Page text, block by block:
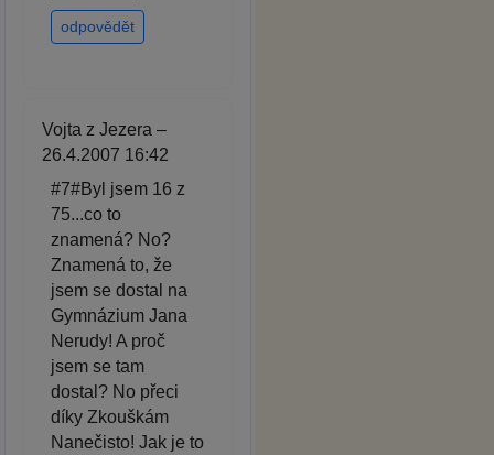
odpovědět
Vojta z Jezera –
26.4.2007 16:42
#7#Byl jsem 16 z
75...co to
znamená? No?
Znamená to, že
jsem se dostal na
Gymnázium Jana
Nerudy! A proč
jsem se tam
dostal? No přeci
díky Zkouškám
Nanečisto! Jak je to